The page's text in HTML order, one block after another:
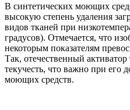
В синтетических моющих
высокую степень удаления
видов тканей при
градусов). Отмечается, что
некоторым показателям
Так, отечественный
текучесть, что важно при его
моющих средств.